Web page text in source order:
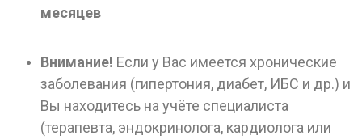
месяцев
Внимание! Если у Вас имеется хронические
заболевания (гипертония, диабет, ИБС и др.) и
Вы находитесь на учёте специалиста
(терапевта, эндокринолога, кардиолога или